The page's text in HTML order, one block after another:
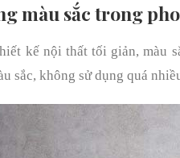
màu sắc trong
kế nội thất tối giản, màu
sắc, không sử dụng quá